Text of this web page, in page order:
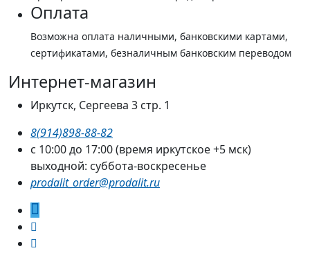
Оплата
Возможна оплата наличными, банковскими картами,
сертификатами, безналичным банковским переводом
Интернет-магазин
Иркутск, Сергеева 3 стр. 1
8(914)898-88-82
с 10:00 до 17:00 (время иркутское +5 мск)
выходной: суббота-воскресенье
prodalit_order@prodalit.ru